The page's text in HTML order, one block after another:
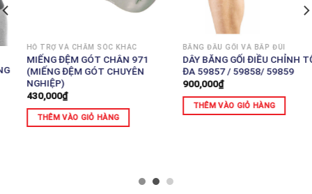
BĂNG ĐẦU GỐI VÀ BẮP ĐÙI
DÂY BĂNG GỐI ĐIỀU CHỈNH TỐI
ĐA 59857 / 59858/ 59859
900,000₫
BĂNG ĐẦU GỐI VÀ BẮP ĐÙI
DÂY QUAY ĐẦU GỐI CHO VĐV
HAY BẬT NHẢY 992 (ĐEN)